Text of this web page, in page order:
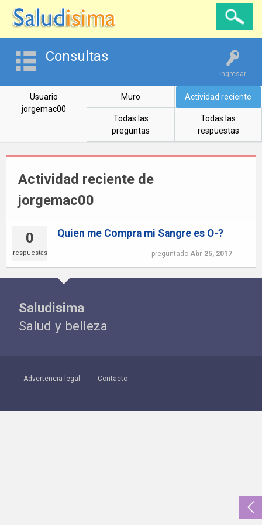
Ingresar
Consultas
Usuario
jorgemac00
Muro Actividad reciente
Todas las
preguntas
Todas las
respuestas
Actividad reciente de
jorgemac00
0
respuestas
Quien me Compra mi Sangre es O-?
preguntado Abr 25, 2017
Saludisima
Salud y belleza
Advertencia legal Contacto